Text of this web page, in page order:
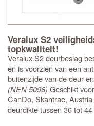
Veralux S2
topkwaliteit!
Veralux S2 deurbeslag
en is voorzien van een
buitenzijde van de deur
(NEN 5096) Geschikt
CanDo, Skantrae,
deurdikte tussen 36 tot